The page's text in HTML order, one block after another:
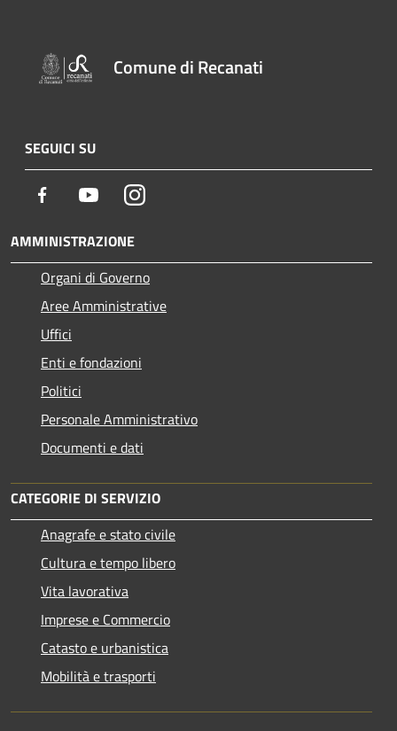
Comune di Recanati
SEGUICI SU
Facebook YoutubeInstagram
AMMINISTRAZIONE
Organi di Governo
Aree Amministrative
Uffici
Enti e fondazioni
Politici
Personale Amministrativo
Documenti e dati
CATEGORIE DI SERVIZIO
Anagrafe e stato civile
Cultura e tempo libero
Vita lavorativa
Imprese e Commercio
Catasto e urbanistica
Mobilità e trasporti